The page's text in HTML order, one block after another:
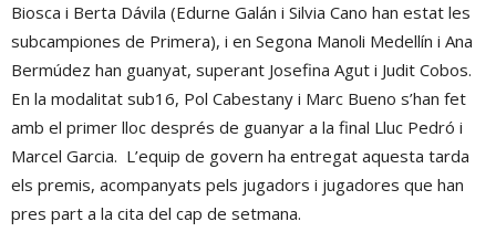
Biosca i Berta Dávila (Edurne Galán i Silvia Cano han estat les
subcampiones de Primera), i en Segona Manoli Medellín i Ana
Bermúdez han guanyat, superant Josefina Agut i Judit Cobos.
En la modalitat sub16, Pol Cabestany i Marc Bueno s’han fet
amb el primer lloc després de guanyar a la final Lluc Pedró i
Marcel Garcia. L’equip de govern ha entregat aquesta tarda
els premis, acompanyats pels jugadors i jugadores que han
pres part a la cita del cap de setmana.